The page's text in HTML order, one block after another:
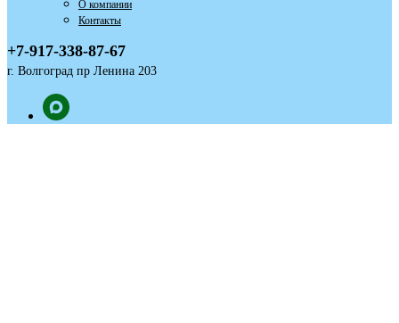
О компании
Контакты
+7-917-338-87-67
г. Волгоград пр Ленина 203